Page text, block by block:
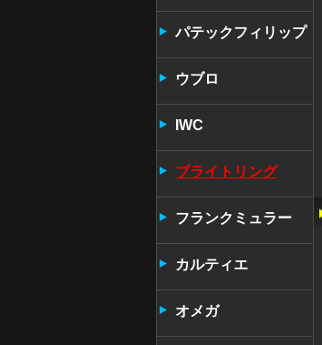
パテックフィリップ
ウブロ
IWC
ブライトリング
フランクミュラー
カルティエ
オメガ